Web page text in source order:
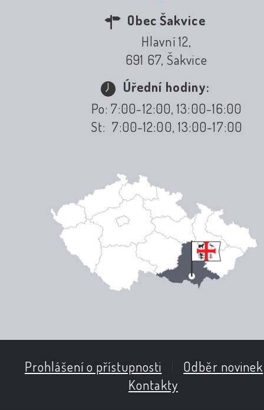
Obec Šakvice
Hlavní 12,
691 67, Šakvice
Úřední hodiny:
Po: 7:00-12:00, 13:00-16:00
St: 7:00-12:00, 13:00-17:00
Prohlášení o přístupnosti Odběr novinek
Kontakty